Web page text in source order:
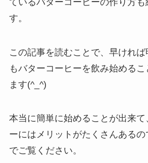
す。
この記事を読むことで、早けれ
もバターコーヒーを飲み始める
ます(^_^)
本当に簡単に始めることが出来て
ーにはメリットがたくさんあるの
でご覧ください。